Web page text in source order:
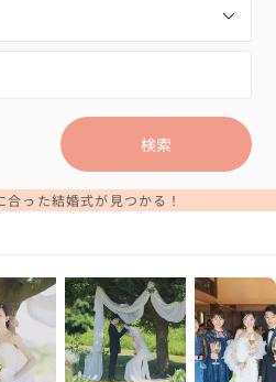
検索
った結婚式が見つかる！